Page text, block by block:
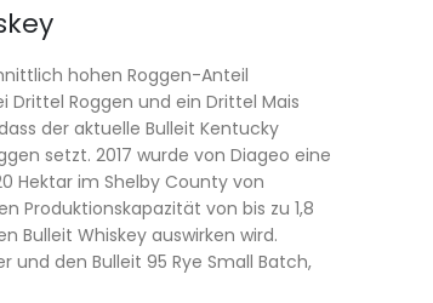
hohen Roggen-Anteil
Roggen und ein Drittel Mais
der aktuelle Bulleit Kentucky
setzt. 2017 wurde von Diageo eine
Hektar im Shelby County von
Produktionskapazität von bis zu 1,8
Bulleit Whiskey auswirken wird.
und den Bulleit 95 Rye Small Batch,